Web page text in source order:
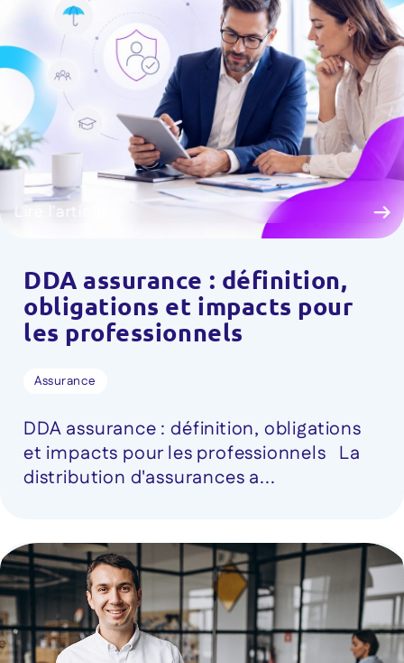
Lire l'article
DDA assurance : définition,
obligations et impacts pour
les professionnels
Assurance
DDA assurance : définition, obligations
et impacts pour les professionnels La
distribution d'assurances a...